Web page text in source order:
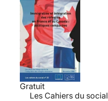
Gratuit
Les Cahiers du social